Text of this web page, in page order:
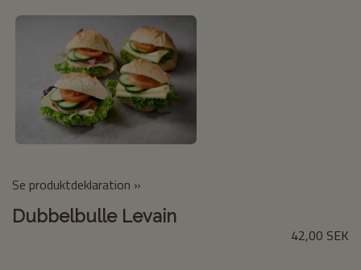
Se produktdeklaration »
Dubbelbulle Levain
42,00 SEK